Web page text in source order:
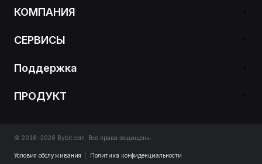
КОМПАНИЯ
СЕРВИСЫ
Поддержка
ПРОДУКТ
© 2018-2026 Bybit.com. Все права защищены
Условия обслуживания Политика конфиденциальности